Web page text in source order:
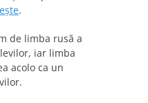
.
de limba rusă a
iar limba
acolo ca un